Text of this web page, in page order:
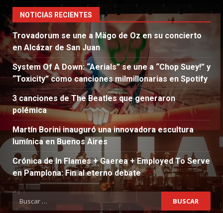
NOTICIAS RECIENTES
Trovadorum se une a Mägo de Oz en su concierto
en Alcázar de San Juan
System Of A Down: “Aerials” se une a “Chop Suey!” y
“Toxicity” como canciones milmillonarias en Spotify
3 canciones de The Beatles que generaron
polémica
Martín Borini inauguró una innovadora escultura
lumínica en Buenos Aires
Crónica de In Flames + Gaerea + Employed To Serve
en Pamplona: Fin al eterno debate
Buscar: